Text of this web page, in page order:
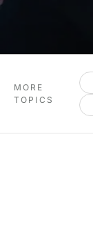
MORE
TOPICS